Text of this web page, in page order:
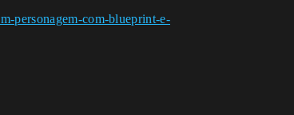
personagem-com-blueprint-e-